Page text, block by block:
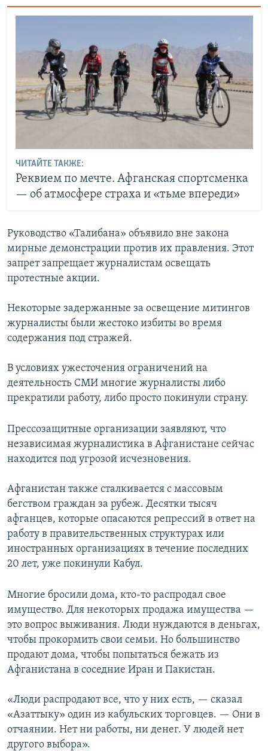
ЧИТАЙТЕ ТАКЖЕ:
Реквием по мечте. Афганская спортсменка
— об атмосфере страха и «тьме впереди»
Руководство «Талибана» объявило вне закона
мирные демонстрации против их правления. Этот
запрет запрещает журналистам освещать
протестные акции.
Некоторые задержанные за освещение митингов
журналисты были жестоко избиты во время
содержания под стражей.
В условиях ужесточения ограничений на
деятельность СМИ многие журналисты либо
прекратили работу, либо просто покинули страну.
Прессозащитные организации заявляют, что
независимая журналистика в Афганистане сейчас
находится под угрозой исчезновения.
Афганистан также сталкивается с массовым
бегством граждан за рубеж. Десятки тысяч
афганцев, которые опасаются репрессий в ответ на
работу в правительственных структурах или
иностранных организациях в течение последних
20 лет, уже покинули Кабул.
Многие бросили дома, кто-то распродал свое
имущество. Для некоторых продажа имущества —
это вопрос выживания. Люди нуждаются в деньгах,
чтобы прокормить свои семьи. Но большинство
продают дома, чтобы попытаться бежать из
Афганистана в соседние Иран и Пакистан.
«Люди распродают все, что у них есть, — сказал
«Азаттыку» один из кабульских торговцев. — Они в
отчаянии. Нет ни работы, ни денег. У людей нет
другого выбора».